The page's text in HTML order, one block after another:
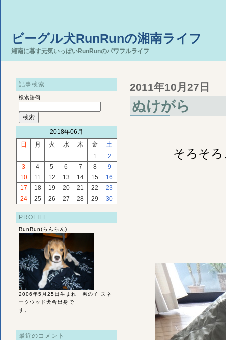
ビーグル犬RunRunの湘南ライフ
湘南に暮す元気いっぱいRunRunのパワフルライフ
記事検索
検索語句
2018年06月
日
月 火 水 木 金
土
1
2
3
4 5 6 7 8
9
10
11 12 13 14 15
16
17
18 19 20 21 22
23
24
25 26 27 28 29 30
PROFILE
RunRun(らんらん)
2006年5月25日生まれ 男の子 スネ
ークウッド犬舎出身で
す。
最近のコメント
2011年10月27日
ぬけがら
そろそ